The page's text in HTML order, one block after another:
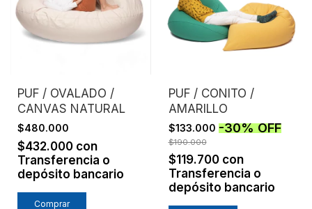
PUF / OVALADO /
CANVAS NATURAL
$480.000
$432.000 con
Transferencia o
depósito bancario
PUF / CONITO /
AMARILLO
$133.000 -30%OFF
$190.000
$119.700 con
Transferencia o
depósito bancario